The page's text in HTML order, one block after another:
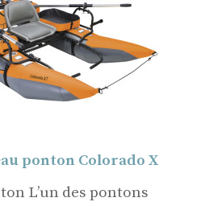
ponton Colorado X
L’un des pontons